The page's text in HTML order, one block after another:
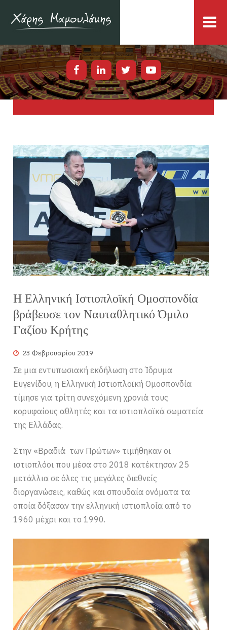
Η Ελληνική Ιστιοπλοϊκή Ομοσπονδία
βράβευσε τον Ναυταθλητικό Όμιλο
Γαζίου Κρήτης
23 Φεβρουαρίου 2019
Σε μια εντυπωσιακή εκδήλωση στο Ίδρυμα
Ευγενίδου, η Ελληνική Ιστιοπλοϊκή Ομοσπονδία
τίμησε για τρίτη συνεχόμενη χρονιά τους
κορυφαίους αθλητές και τα ιστιοπλοϊκά σωματεία
της Ελλάδας.
Στην «Βραδιά των Πρώτων» τιμήθηκαν οι
ιστιοπλόοι που μέσα στο 2018 κατέκτησαν 25
μετάλλια σε όλες τις μεγάλες διεθνείς
διοργανώσεις, καθώς και σπουδαία ονόματα τα
οποία δόξασαν την ελληνική ιστιοπλοΐα από το
1960 μέχρι και το 1990.